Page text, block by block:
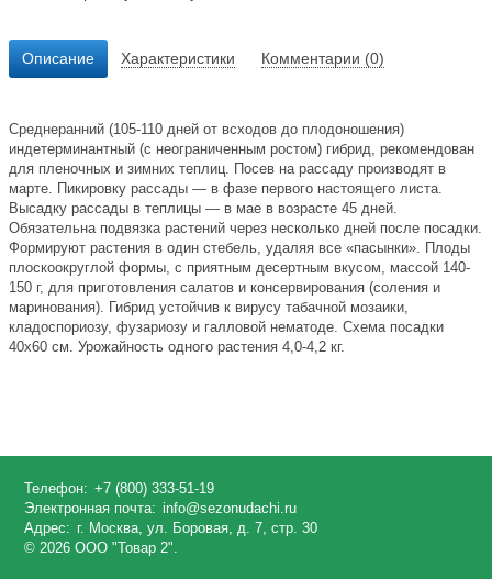
Описание Характеристики Комментарии (0)
Среднеранний (105-110 дней от всходов до плодоношения)
индетерминантный (с неограниченным ростом) гибрид, рекомендован
для пленочных и зимних теплиц. Посев на рассаду производят в
марте. Пикировку рассады — в фазе первого настоящего листа.
Высадку рассады в теплицы — в мае в возрасте 45 дней.
Обязательна подвязка растений через несколько дней после посадки.
Формируют растения в один стебель, удаляя все «пасынки». Плоды
плоскоокруглой формы, с приятным десертным вкусом, массой 140-
150 г, для приготовления салатов и консервирования (соления и
маринования). Гибрид устойчив к вирусу табачной мозаики,
кладоспориозу, фузариозу и галловой нематоде. Схема посадки
40х60 см. Урожайность одного растения 4,0-4,2 кг.
Телефон: +7 (800) 333-51-19
Электронная почта: info@sezonudachi.ru
Адрес: г. Москва, ул. Боровая, д. 7, стр. 30
© 2026 ООО "Товар 2".